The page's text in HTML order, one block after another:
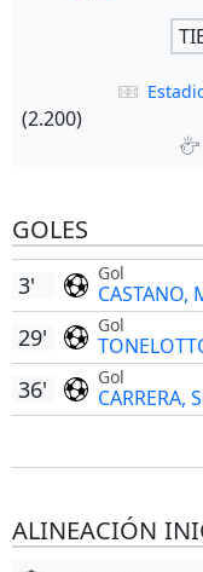
(2.200)
GOLES
Gol
3'
Gol
29'
Gol
CARRERA,
36'
ALINEACIÓN